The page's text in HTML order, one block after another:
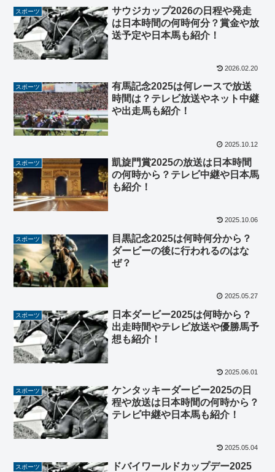
スポーツ
サウジカップ2026の日程や発走
は日本時間の何時何分？賞金や放
送予定や日本馬も紹介！
2026.02.20
スポーツ
有馬記念2025は何レースで放送
時間は？テレビ放送やネット中継
や出走馬も紹介！
2025.10.12
スポーツ
凱旋門賞2025の放送は日本時間
の何時から？テレビ中継や日本馬
も紹介！
2025.10.06
スポーツ
目黒記念2025は何時何分から？
ダービーの後に行われるのはな
ぜ？
2025.05.27
スポーツ
日本ダービー2025は何時から？
出走時間やテレビ放送や優勝馬予
想も紹介！
2025.06.01
スポーツ
ケンタッキーダービー2025の日
程や放送は日本時間の何時から？
テレビ中継や日本馬も紹介！
2025.05.04
スポーツ
ドバイワールドカップデー2025